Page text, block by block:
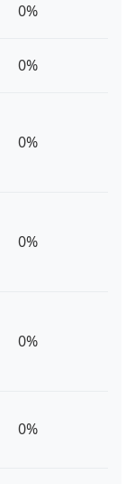
0%
0%
0%
0%
0%
0%